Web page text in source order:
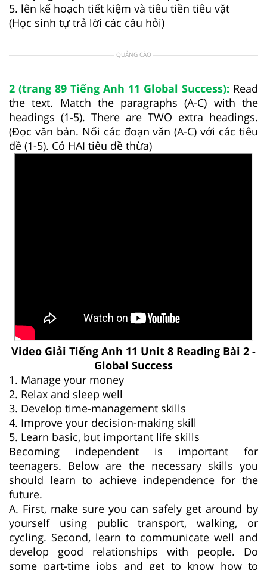
5. lên kế hoạch tiết kiệm và tiêu tiền tiêu vặt
(Học sinh tự trả lời các câu hỏi)
QUẢNG CÁO
2 (trang 89 Tiếng Anh 11 Global Success): Read
the text. Match the paragraphs (A-C) with the
headings (1-5). There are TWO extra headings.
(Đọc văn bản. Nối các đoạn văn (A-C) với các tiêu
đề (1-5). Có HAI tiêu đề thừa)
Video Giải Tiếng Anh 11 Unit 8 Reading Bài 2 -
Global Success
1. Manage your money
2. Relax and sleep well
3. Develop time-management skills
4. Improve your decision-making skill
5. Learn basic, but important life skills
Becoming independent is important for
teenagers. Below are the necessary skills you
should learn to achieve independence for the
future.
A. First, make sure you can safely get around by
yourself using public transport, walking, or
cycling. Second, learn to communicate well and
develop good relationships with people. Do
some part-time jobs and get to know how to